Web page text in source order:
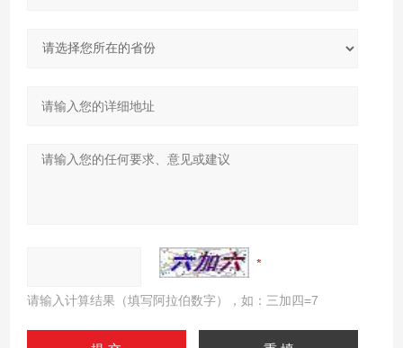
请输入计算结果（填写阿拉伯数字），如：三加四=7